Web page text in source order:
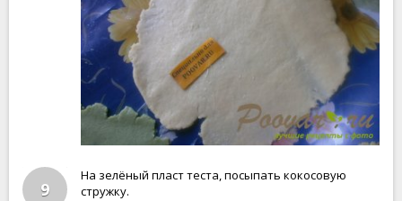
9
На зелёный пласт теста, посыпать кокосовую
стружку.